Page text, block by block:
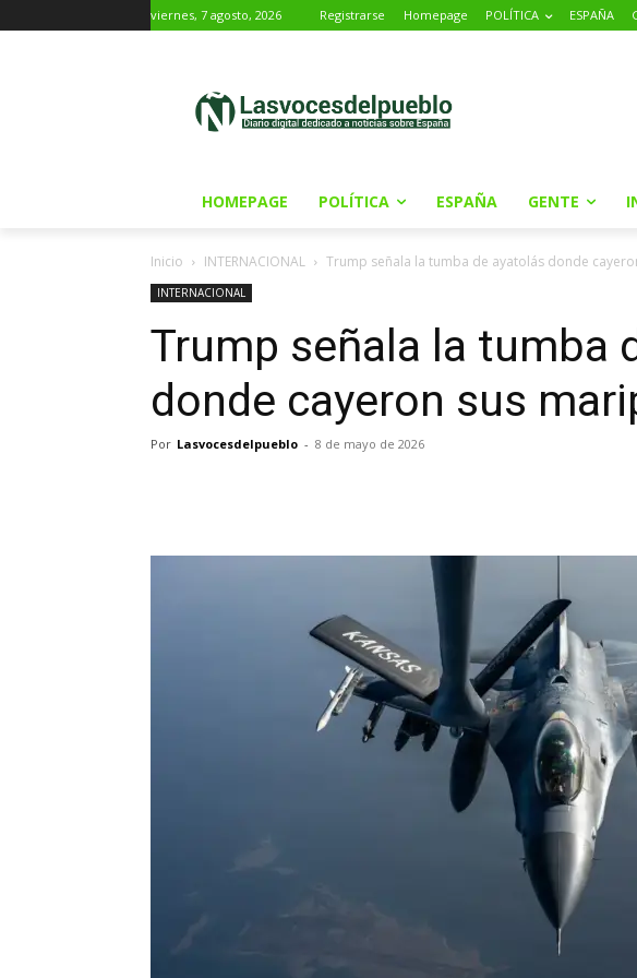
viernes, 7 agosto, 2026 Registrarse Homepage POLÍTICA ESPAÑA
HOMEPAGE POLÍTICA ESPAÑA GENTE
Inicio INTERNACIONAL Trump señala la tumba de ayatolás donde
INTERNACIONAL
Trump señala la tumba
donde cayeron sus
Por Lasvocesdelpueblo - 8 de mayo de 2026